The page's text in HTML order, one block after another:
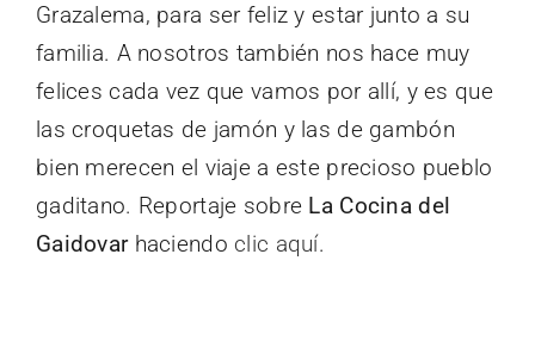
Grazalema, para ser feliz y estar junto a su
familia. A nosotros también nos hace muy
felices cada vez que vamos por allí, y es que
las croquetas de jamón y las de gambón
bien merecen el viaje a este precioso pueblo
gaditano. Reportaje sobre La Cocina del
Gaidovarhaciendo clic aquí.